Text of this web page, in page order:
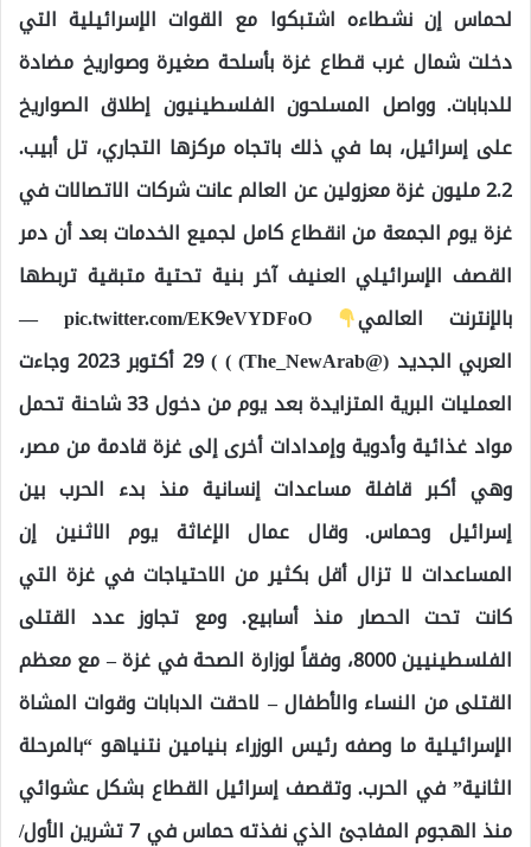
لحماس إن نشطاءه اشتبكوا مع القوات الإسرائيلية التي
دخلت شمال غرب قطاع غزة بأسلحة صغيرة وصواريخ مضادة
للدبابات. وواصل المسلحون الفلسطينيون إطلاق الصواريخ
على إسرائيل، بما في ذلك باتجاه مركزها التجاري، تل أبيب.
2.2 مليون غزة معزولين عن العالم عانت شركات الاتصالات في
غزة يوم الجمعة من انقطاع كامل لجميع الخدمات بعد أن دمر
القصف الإسرائيلي العنيف آخر بنية تحتية متبقية تربطها
بالإنترنت العالمي
pic.twitter.com/EK9eVYDFoO —
العربي الجديد (@The_NewArab) ) ) 29 أكتوبر 2023 وجاءت
العمليات البرية المتزايدة بعد يوم من دخول 33 شاحنة تحمل
مواد غذائية وأدوية وإمدادات أخرى إلى غزة قادمة من مصر،
وهي أكبر قافلة مساعدات إنسانية منذ بدء الحرب بين
إسرائيل وحماس. وقال عمال الإغاثة يوم الاثنين إن
المساعدات لا تزال أقل بكثير من الاحتياجات في غزة التي
كانت تحت الحصار منذ أسابيع. ومع تجاوز عدد القتلى
الفلسطينيين 8000، وفقاً لوزارة الصحة في غزة – مع معظم
القتلى من النساء والأطفال – لاحقت الدبابات وقوات المشاة
الإسرائيلية ما وصفه رئيس الوزراء بنيامين نتنياهو “بالمرحلة
الثانية” في الحرب. وتقصف إسرائيل القطاع بشكل عشوائي
منذ الهجوم المفاجئ الذي نفذته حماس في 7 تشرين الأول/